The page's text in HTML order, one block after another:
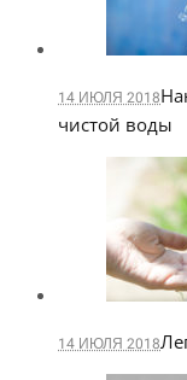
14 ИЮЛЯ 2018
чистой воды
14 ИЮЛЯ 2018